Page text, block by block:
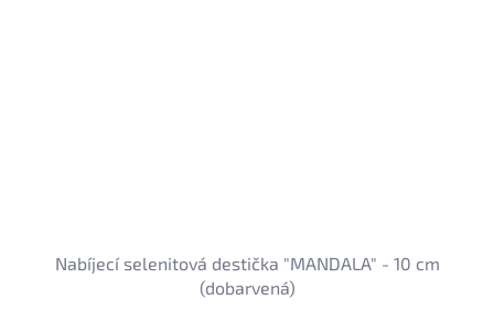
Nabíjecí selenitová destička "MANDALA" - 10 cm
(dobarvená)